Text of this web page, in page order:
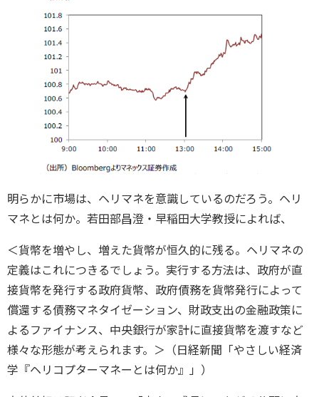
明らかに市場は、ヘリマネを意識しているのだろう。ヘリ
マネとは何か。若田部昌澄・早稲田大学教授によれば、
＜貨幣を増やし、増えた貨幣が恒久的に残る。ヘリマネの
定義はこれにつきるでしょう。実行する方法は、政府が直
接貨幣を発行する政府貨幣、政府債務を貨幣発行によって
償還する債務マネタイゼーション、財政支出の金融政策に
よるファイナンス、中央銀行が家計に直接貨幣を渡すなど
様々な形態が考えられます。＞（日経新聞「やさしい経済
学『ヘリコプターマネーとは何か』」）